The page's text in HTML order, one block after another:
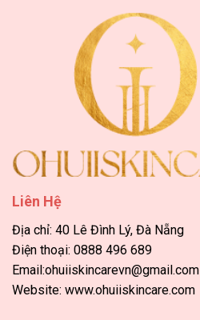
Liên Hệ
Địa chỉ: 40 Lê Đình Lý, Đà Nẵng
Điện thoại: 0888 496 689
Email:ohuiiskincarevn@gmail.com
Website: www.ohuiiskincare.com